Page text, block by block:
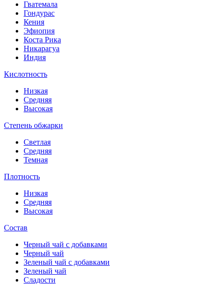
Гватемала
Гондурас
Кения
Эфиопия
Коста Рика
Никарагуа
Индия
Кислотность
Низкая
Средняя
Высокая
Степень обжарки
Светлая
Средняя
Темная
Плотность
Низкая
Средняя
Высокая
Состав
Черный чай с добавками
Черный чай
Зеленый чай с добавками
Зеленый чай
Сладости